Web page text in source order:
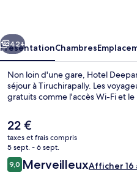
Suivant
42+
PrésentationChambres
Non loin d'une gare, Hotel
séjour à Tiruchirapally. Les
gratuits comme l'accès Wi-Fi et
Le
prix
actuel
est
de
22 €
taxes et frais compris
5 sept. - 6 sept.
Avis
voyageurs
9,09,0 sur 10
MerveilleuxAfficher 16